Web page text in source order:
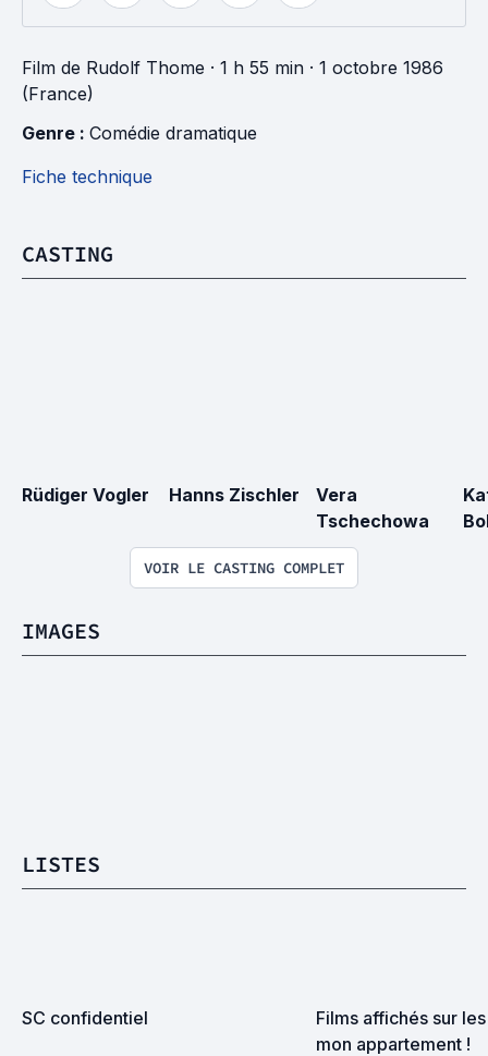
Film de Rudolf Thome · 1 h 55 min · 1 octobre 1986
(France)
Genre : Comédie dramatique
Fiche technique
CASTING
Rüdiger Vogler Hanns Zischler
Vera
Tschechowa
VOIR LE CASTING COMPLET
IMAGES
LISTES
SC confidentiel
Films affichés sur
mon appartement !